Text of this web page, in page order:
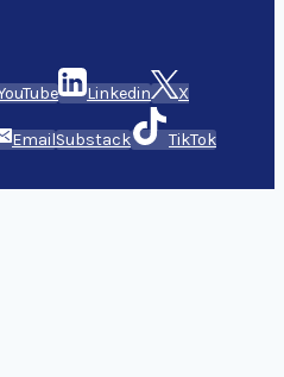
Linkedin X
EmailSubstack TikTok